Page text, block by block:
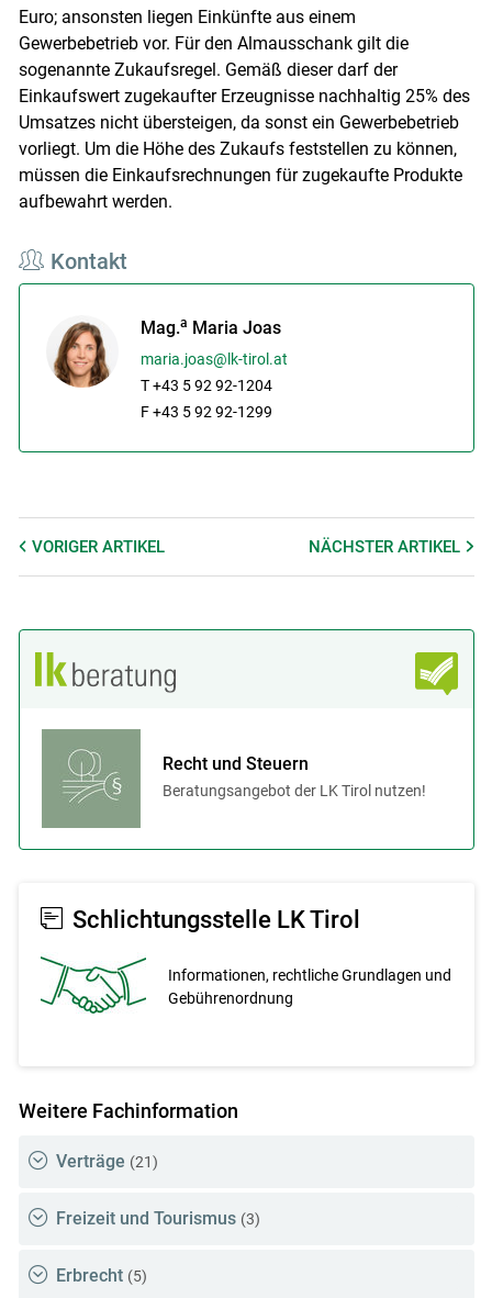
Euro; ansonsten liegen Einkünfte aus einem
Gewerbebetrieb vor. Für den Almausschank gilt die
sogenannte Zukaufsregel. Gemäß dieser darf der
Einkaufswert zugekaufter Erzeugnisse nachhaltig 25% des
Umsatzes nicht übersteigen, da sonst ein Gewerbebetrieb
vorliegt. Um die Höhe des Zukaufs feststellen zu können,
müssen die Einkaufsrechnungen für zugekaufte Produkte
aufbewahrt werden.
Kontakt
Mag.a Maria Joas
maria.joas@lk-tirol.at
T +43 5 92 92-1204
F +43 5 92 92-1299
VORIGER ARTIKEL NÄCHSTERARTIKEL
Recht und Steuern
Beratungsangebot der LK Tirol nutzen!
Schlichtungsstelle LK Tirol
Informationen, recht­liche Grundlagen und
Gebührenordnung
Weitere Fachinformation
Verträge (21)
Freizeit und Tourismus (3)
Erbrecht (5)